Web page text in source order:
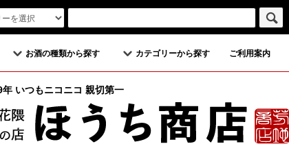
お酒の種類から探す カテゴリーから探す ご利用案内
いつもニコニコ 親切第一